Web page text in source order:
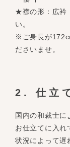
★襟の形：広衿
い。
※ご身長が
ださいませ。
2. 仕立
国内の和裁士に
お仕立てに入れ
状況によって遅